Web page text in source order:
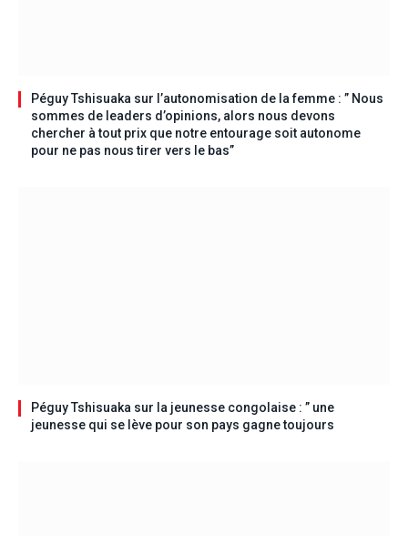
Péguy Tshisuaka sur l’autonomisation de la femme : ” Nous
sommes de leaders d’opinions, alors nous devons
chercher à tout prix que notre entourage soit autonome
pour ne pas nous tirer vers le bas”
Péguy Tshisuaka sur la jeunesse congolaise : ” une
jeunesse qui se lève pour son pays gagne toujours